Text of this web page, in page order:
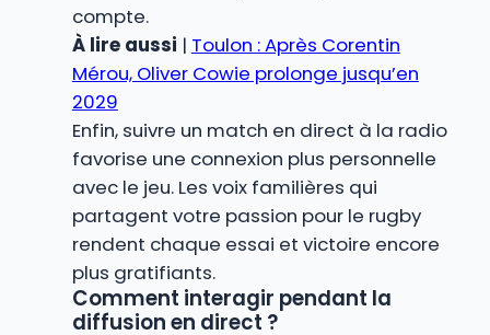
compte.
À lire aussi | Toulon : Après Corentin
Mérou, Oliver Cowie prolonge jusqu’en
2029
Enfin, suivre un match en direct à la radio
favorise une connexion plus personnelle
avec le jeu. Les voix familières qui
partagent votre passion pour le rugby
rendent chaque essai et victoire encore
plus gratifiants.
Comment interagir pendant la
diffusion en direct ?